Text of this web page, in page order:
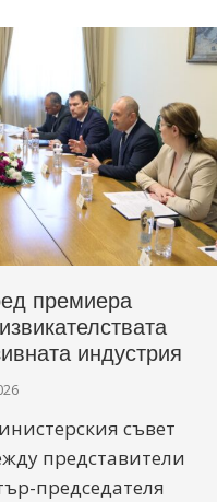
премиера
индустрия
съвет
представители
председателя